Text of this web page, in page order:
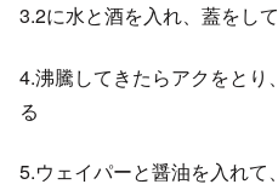
3.2に水と酒を入れ、蓋をし
4.沸騰してきたらアクをと
る
5.ウェイパーと醤油を入れ